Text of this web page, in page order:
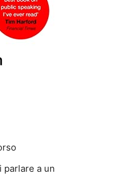
parlare a un